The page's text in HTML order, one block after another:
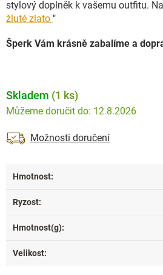
stylový doplněk k vašemu outfitu.
žluté zlato "
Šperk Vám krásně zabalíme a
Skladem (1 ks)
12.8.2026
Možnosti doručení
Hmotnost:
Ryzost:
Hmotnost(g):
Velikost: